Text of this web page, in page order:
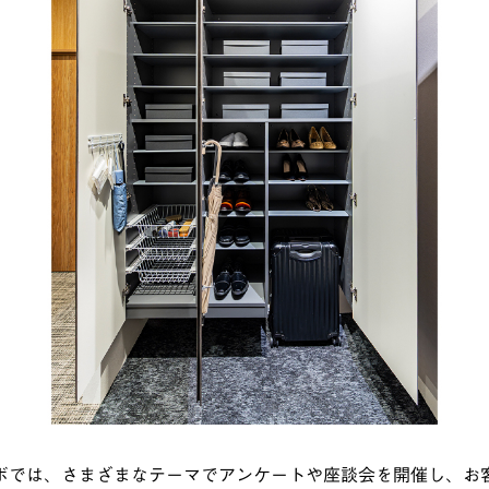
は、さまざまなテーマでアンケートや座談会を開催し、お